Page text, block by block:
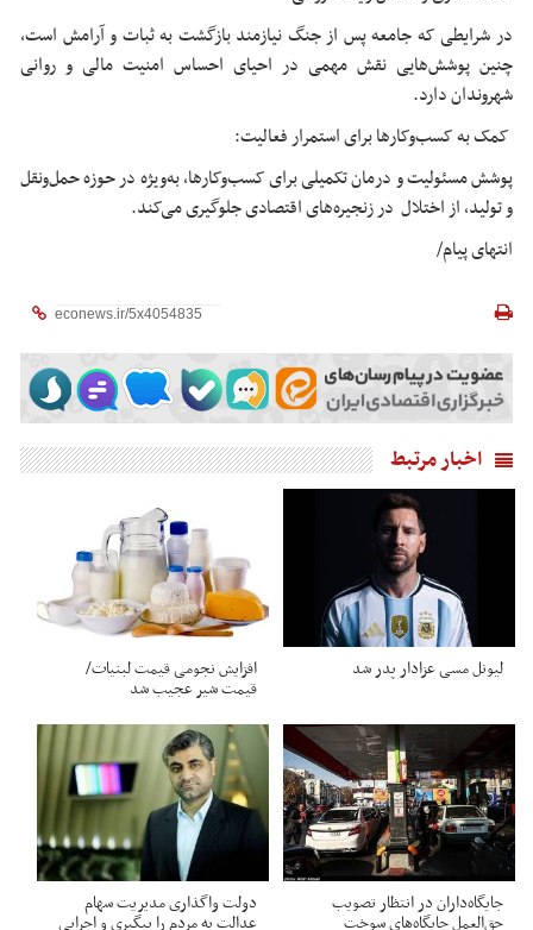
در شرایطی که جامعه پس از جنگ نیازمند بازگشت به ثبات و آرامش است،
چنین پوشش‌هایی نقش مهمی در احیای احساس امنیت مالی و روانی
شهروندان دارد.
کمک به کسب‌وکارها برای استمرار فعالیت:
پوشش مسئولیت و درمان تکمیلی برای کسب‌وکارها، به‌ویژه در حوزه حمل‌ونقل
و تولید، از اختلال در زنجیره‌های اقتصادی جلوگیری می‌کند.
انتهای پیام/
اخبار مرتبط
لیونل مسی عزادار پدر شد افزایش نجومی قیمت لبنیات/
قیمت شیر عجیب شد
جایگاه‌داران در انتظار تصویب
حق‌العمل جایگاه‌های سوخت
دولت واگذاری مدیریت سهام
عدالت به مردم را پیگیری و اجرایی